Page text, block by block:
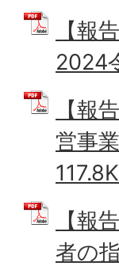
【報
2024
【報
営事
【報
者の